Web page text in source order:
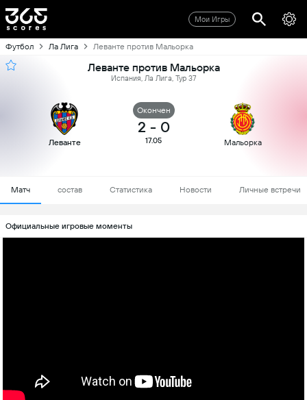
Мои Игры
Футбол Ла Лига Леванте против Мальорка
Леванте против Мальорка
Испания, Ла Лига, Тур 37
Леванте
Oкончен
2 - 0
17.05 Мальорка
Матч состав Статистика Новости Личные встречи
Официальные игровые моменты